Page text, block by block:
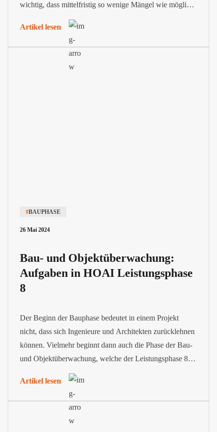
wichtig, dass mittelfristig so wenige Mängel wie möglich
auftreten. Aus diesem Grund sieht die VOB
Gewährleistungsfristen vor. Sie bestimmen den Zeitraum
nach der Abnahme, in dem dein Unternehmen für
Artikel lesen
#BAUPHASE
26 Mai 2024
Bau- und Objektüberwachung:
Aufgaben in HOAI Leistungsphase
8
Der Beginn der Bauphase bedeutet in einem Projekt
nicht, dass sich Ingenieure und Architekten zurücklehnen
können. Vielmehr beginnt dann auch die Phase der Bau-
und Objektüberwachung, welche der Leistungsphase 8
im Rahmen der Honorarordnung für Architekten und
Ingenieure (HOAI) entspricht.
Artikel lesen